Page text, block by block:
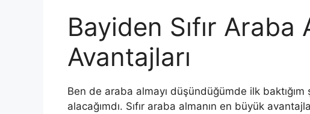
Bayiden Sıfır Araba
Avantajları
Ben de araba almayı düşündüğümde ilk
alacağımdı. Sıfır araba almanın en büyük